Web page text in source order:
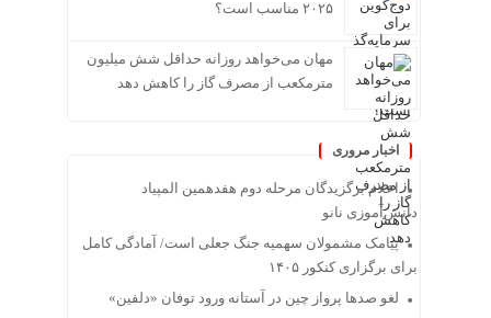
۲۰۲۵ مناسب است؟
مهان می‌خواهد روزانه حداقل شش میلیون
مترمکعب از مصرف گاز را کاهش دهد
اخبار مروری
اعلام برگزیدگان مرحله دوم هفدهمین المپیاد
دانش‌آموزی نانو
پیامک مشمولان سهمیه جنگ جعلی است/ آمادگی کامل
برای برگزاری کنکور ۱۴۰۵
لغو صدها پرواز چین در آستانه ورود توفان «دلفین»